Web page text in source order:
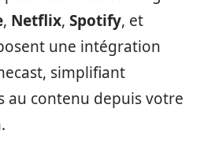
, Netflix, Spotify, et
une intégration
simplifiant
au contenu depuis votre